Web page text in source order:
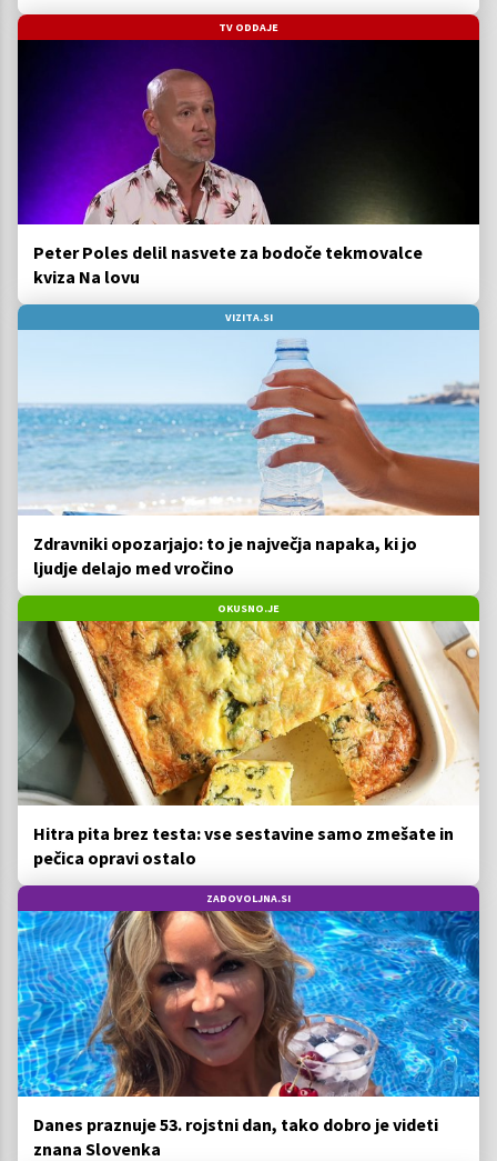
TV ODDAJE
Peter Poles delil nasvete za bodoče tekmovalce
kviza Na lovu
VIZITA.SI
Zdravniki opozarjajo: to je največja napaka, ki jo
ljudje delajo med vročino
OKUSNO.JE
Hitra pita brez testa: vse sestavine samo zmešate in
pečica opravi ostalo
ZADOVOLJNA.SI
Danes praznuje 53. rojstni dan, tako dobro je videti
znana Slovenka